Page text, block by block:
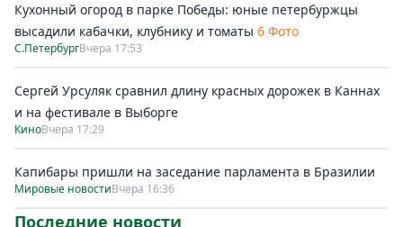
Кухонный огород в парке Победы: юные петербуржцы
высадили кабачки, клубнику и томаты 6 Фото
С.ПетербургВчера 17:53
Сергей Урсуляк сравнил длину красных дорожек в Каннах
и на фестивале в Выборге
КиноВчера 17:29
Капибары пришли на заседание парламента в Бразилии
Мировые новостиВчера 16:36
Последние новости